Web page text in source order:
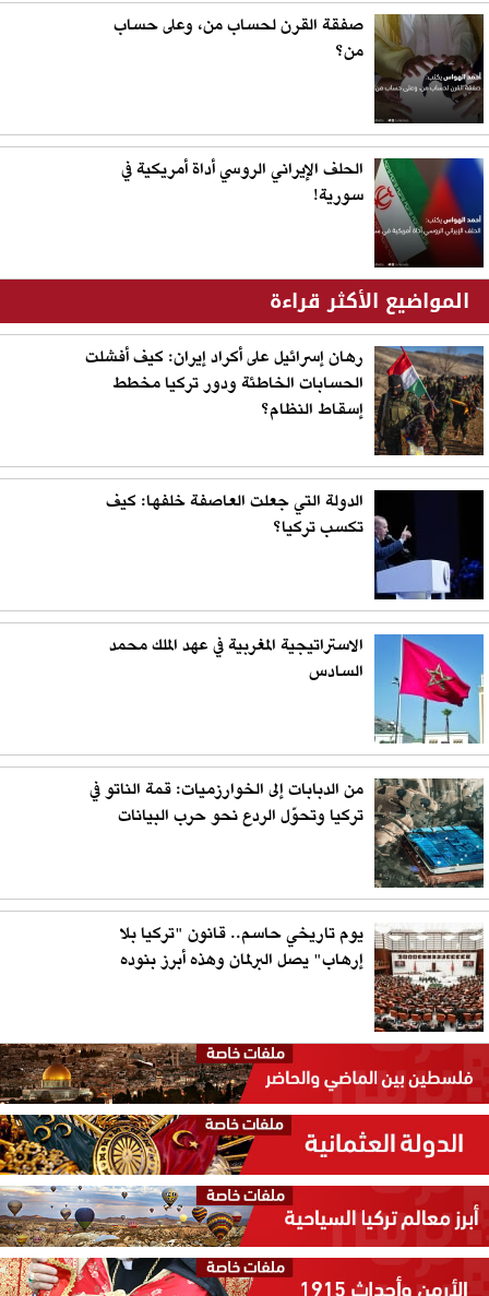
صفقة القرن لحساب من، وعلى حساب
من؟
الحلف الإيراني الروسي أداة أمريكية في
سورية!
المواضيع الأكثر قراءة
رهان إسرائيل على أكراد إيران: كيف أفشلت
الحسابات الخاطئة ودور تركيا مخطط
إسقاط النظام؟
الدولة التي جعلت العاصفة خلفها: كيف
تكسب تركيا؟
الاستراتيجية المغربية في عهد الملك محمد
السادس
من الدبابات إلى الخوارزميات: قمة الناتو في
تركيا وتحوّل الردع نحو حرب البيانات
يوم تاريخي حاسم.. قانون "تركيا بلا
إرهاب" يصل البرلمان وهذه أبرز بنوده